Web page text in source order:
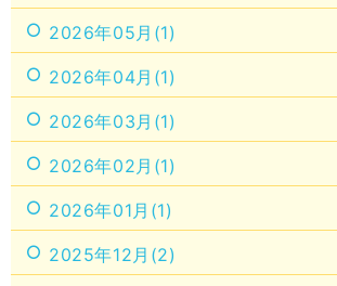
2026年05月(1)
2026年04月(1)
2026年03月(1)
2026年02月(1)
2026年01月(1)
2025年12月(2)